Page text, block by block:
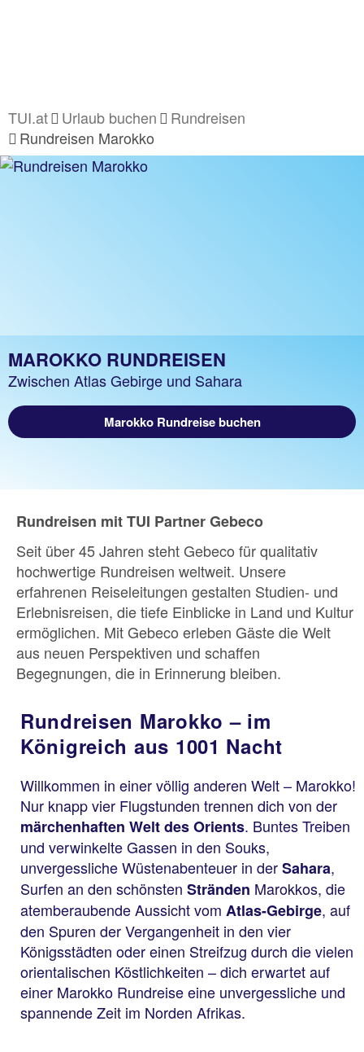
TUI.at Urlaub buchen
Rundreisen
Rundreisen Marokko
MAROKKO RUNDREISEN
Zwischen Atlas Gebirge und Sahara
Marokko Rundreise buchen
Rundreisen mit TUI Partner Gebeco
Seit über 45 Jahren steht Gebeco für qualitativ
hochwertige Rundreisen weltweit. Unsere
erfahrenen Reiseleitungen gestalten Studien- und
Erlebnisreisen, die tiefe Einblicke in Land und Kultur
ermöglichen. Mit Gebeco erleben Gäste die Welt
aus neuen Perspektiven und schaffen
Begegnungen, die in Erinnerung bleiben.
Rundreisen Marokko – im
Königreich aus 1001 Nacht
Willkommen in einer völlig anderen Welt – Marokko!
Nur knapp vier Flugstunden trennen dich von der
märchenhaften Welt des Orients. Buntes Treiben
und verwinkelte Gassen in den Souks,
unvergessliche Wüstenabenteuer in derSahara,
Surfen an den schönsten Stränden Marokkos, die
atemberaubende Aussicht vom Atlas-Gebirge, auf
den Spuren der Vergangenheit in den vier
Königsstädten oder einen Streifzug durch die vielen
orientalischen Köstlichkeiten – dich erwartet auf
einer Marokko Rundreise eine unvergessliche und
spannende Zeit im Norden Afrikas.